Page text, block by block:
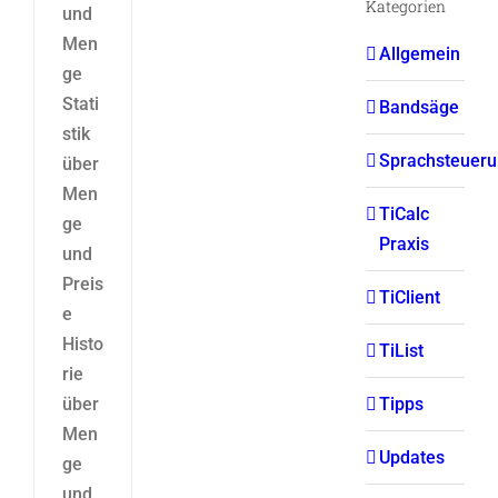
und
Men
ge
Stati
stik
über
Men
ge
und
Preis
e
Histo
rie
über
Men
ge
Kategorien
Allgemein
Bandsäge
TiCalc
Praxis
TiClient
TiList
Tipps
Updates